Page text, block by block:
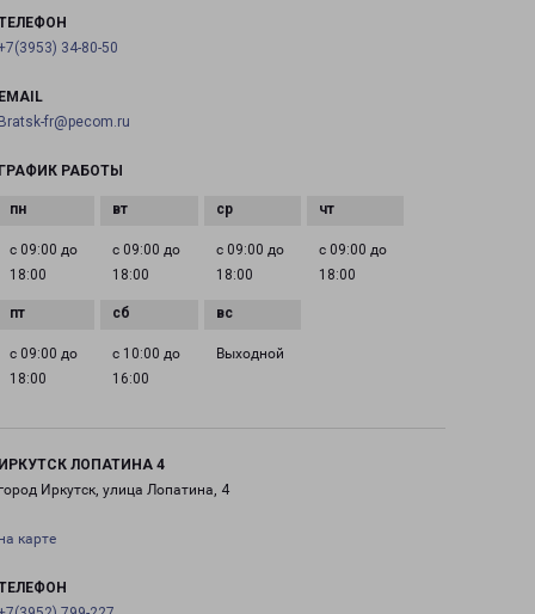
34-80-50
fr@pecom.ru
РАБОТЫ
с 09:00 до
18:00
с 09:00 до
18:00
с 09:00 до
18:00
с 09:00 до
18:00
с 09:00 до
18:00
с 10:00 до
16:00
Выходной
ЛОПАТИНА 4
Иркутск, улица Лопатина, 4
карте